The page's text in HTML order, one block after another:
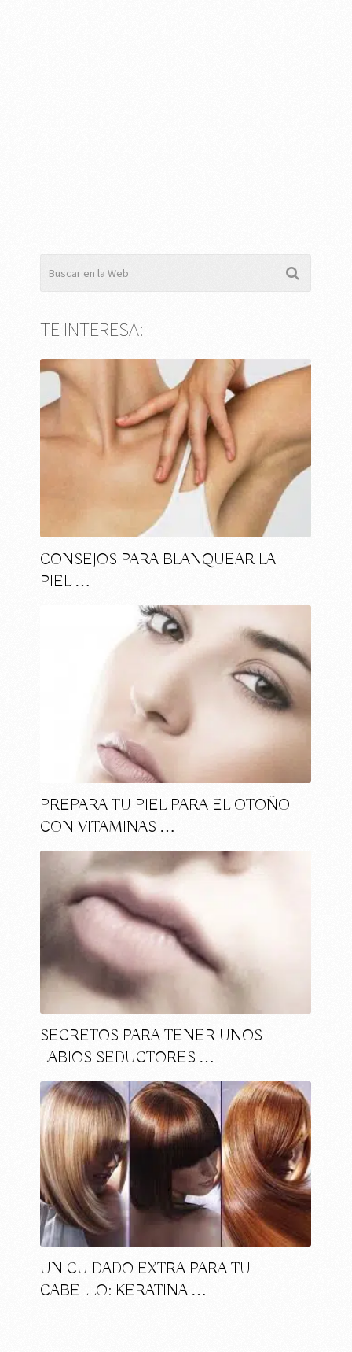
TE INTERESA:
CONSEJOS PARA BLANQUEAR LA
PIEL …
PREPARA TU PIEL PARA EL OTOÑO
CON VITAMINAS …
SECRETOS PARA TENER UNOS
LABIOS SEDUCTORES …
UN CUIDADO EXTRA PARA TU
CABELLO: KERATINA …